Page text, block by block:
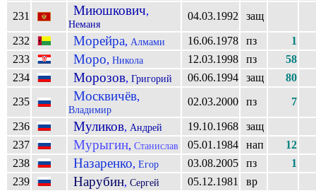
231
Миюшкович,
Неманя
04.03.1992 защ
232 Морейра, Алмами 16.06.1978 пз
1
233
Моро, Никола 12.03.1998 пз
58
234
Морозов, Григорий 06.06.1994 защ
80
235
Москвичёв,
Владимир
02.03.2000 пз 7
236 Муликов, Андрей 19.10.1968
защ
237
Мурыгин, Станислав 05.01.1984 нап
12
238
Назаренко, Егор 03.08.2005 пз
1
239
Нарубин, Сергей 05.12.1981
вр